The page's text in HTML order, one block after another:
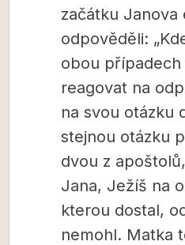
začátku Janova
odpověděli:
obou
reagovat na
na svou otázku
stejnou otázku
dvou z
Jana, Ježíš na
kterou dostal,
nemohl. Matka